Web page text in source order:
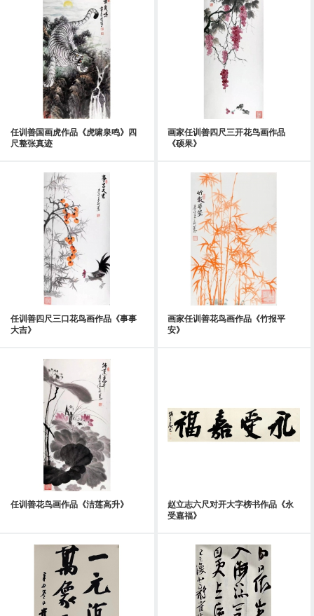
任训善国画虎作品《虎啸泉鸣》四
尺整张真迹
画家任训善四尺三开花鸟画作品
《硕果》
任训善四尺三口花鸟画作品《事事
大吉》
画家任训善花鸟画作品《竹报平
安》
任训善花鸟画作品《洁莲高升》
赵立志六尺对开大字榜书作品《永
受嘉福》